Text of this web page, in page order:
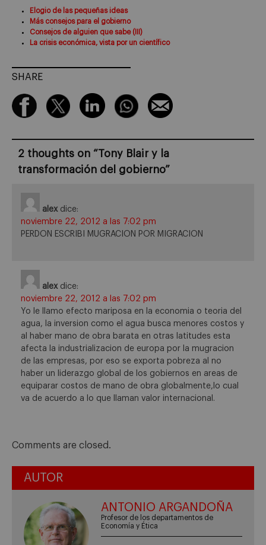
Elogio de las pequeñas ideas
Más consejos para el gobierno
Consejos de alguien que sabe (III)
La crisis económica, vista por un científico
SHARE
2 thoughts on “Tony Blair y la
transformación del gobierno”
alex dice:
noviembre 22, 2012 a las 7:02 pm
PERDON ESCRIBI MUGRACION POR MIGRACION
alex dice:
noviembre 22, 2012 a las 7:02 pm
Yo le llamo efecto mariposa en la economia o teoria del
agua, la inversion como el agua busca menores costos y
al haber mano de obra barata en otras latitudes esta
afecta la industrializacion de europa por la mugracion
de las empresas, por eso se exporta pobreza al no
haber un liderazgo global de los gobiernos en areas de
equiparar costos de mano de obra globalmente,lo cual
va de acuerdo a lo que llaman valor internacional.
Comments are closed.
AUTOR
ANTONIO ARGANDOÑA
Profesor de los departamentos de
Economía y Ética